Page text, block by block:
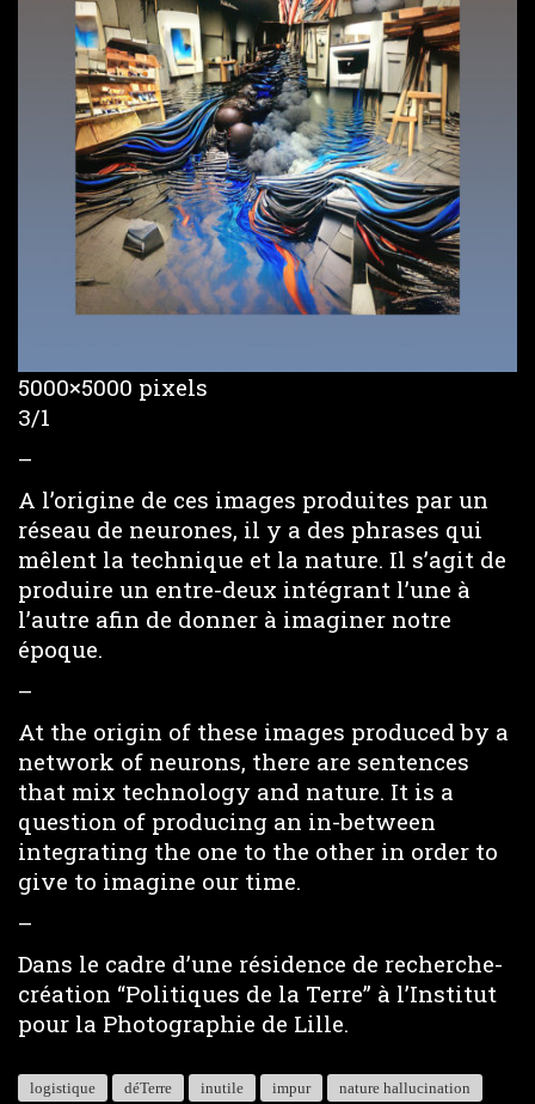
5000×5000 pixels
3/1
–
A l’origine de ces images produites par un
réseau de neurones, il y a des phrases qui
mêlent la technique et la nature. Il s’agit de
produire un entre-deux intégrant l’une à
l’autre afin de donner à imaginer notre
époque.
–
At the origin of these images produced by a
network of neurons, there are sentences
that mix technology and nature. It is a
question of producing an in-between
integrating the one to the other in order to
give to imagine our time.
–
Dans le cadre d’une résidence de recherche-
création “Politiques de la Terre” à l’Institut
pour la Photographie de Lille.
logistique déTerre inutile impur nature hallucination